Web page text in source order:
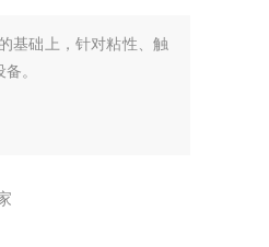
基础上，针对粘性、触
。